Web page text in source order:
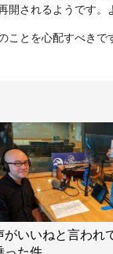
されるようです。
ことを心配すべきで
がいいねと言われ